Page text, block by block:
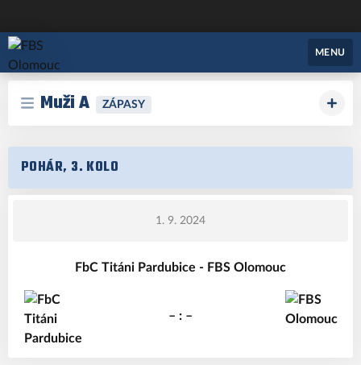
FBS Olomouc
MENU
Muži A ZÁPASY
POHÁR, 3. KOLO
1. 9. 2024
FbC Titáni Pardubice - FBS Olomouc
– : –